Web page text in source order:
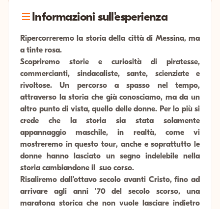
Informazioni sull'esperienza
Ripercorreremo la storia della città di Messina, ma
a tinte rosa.
Scopriremo storie e curiosità di piratesse,
commercianti, sindacaliste, sante, scienziate e
rivoltose. Un percorso a spasso nel tempo,
attraverso la storia che già conosciamo, ma da un
altro punto di vista, quello delle donne. Per lo più si
crede che la storia sia stata solamente
appannaggio maschile, in realtà, come vi
mostreremo in questo tour, anche e soprattutto le
donne hanno lasciato un segno indelebile nella
storia cambiandone il suo corso.
Risaliremo dall'ottavo secolo avanti Cristo, fino ad
arrivare agli anni '70 del secolo scorso, una
maratona storica che non vuole lasciare indietro